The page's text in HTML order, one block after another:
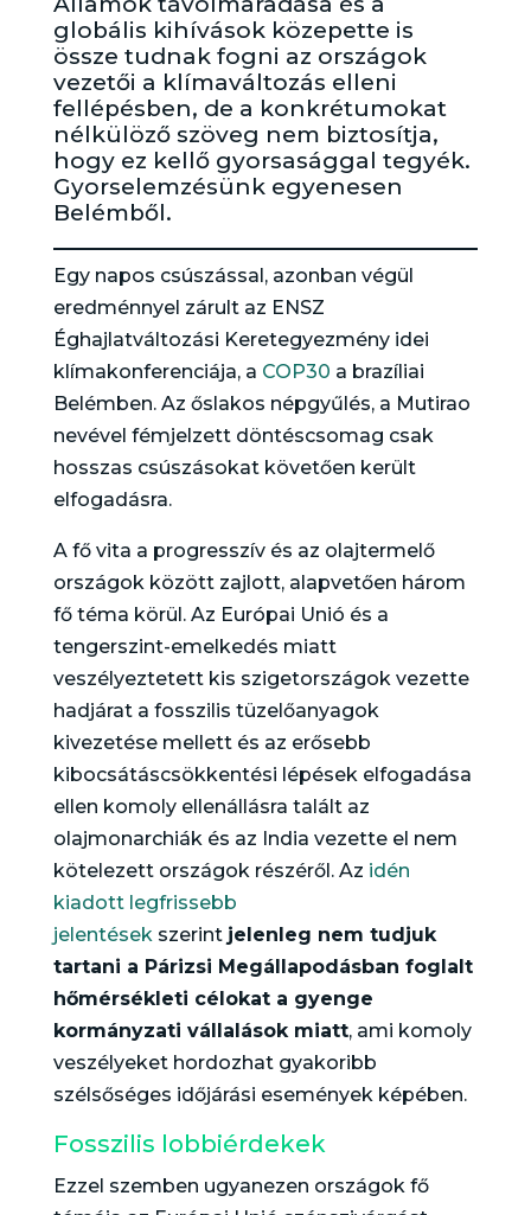
globális kihívások közepette is
össze tudnak fogni az országok
vezetői a klímaváltozás elleni
fellépésben, de a konkrétumokat
nélkülöző szöveg nem biztosítja,
hogy ez kellő gyorsasággal tegyék.
Gyorselemzésünk egyenesen
Belémből.
Egy napos csúszással, azonban végül
eredménnyel zárult az ENSZ
Éghajlatváltozási Keretegyezmény idei
klímakonferenciája, a COP30 a brazíliai
Belémben. Az őslakos népgyűlés, a Mutirao
nevével fémjelzett döntéscsomag csak
hosszas csúszásokat követően került
elfogadásra.
A fő vita a progresszív és az olajtermelő
országok között zajlott, alapvetően három
fő téma körül. Az Európai Unió és a
tengerszint-emelkedés miatt
veszélyeztetett kis szigetországok vezette
hadjárat a fosszilis tüzelőanyagok
kivezetése mellett és az erősebb
kibocsátáscsökkentési lépések elfogadása
ellen komoly ellenállásra talált az
olajmonarchiák és az India vezette el nem
kötelezett országok részéről. Az idén
kiadott legfrissebb
jelentésekszerint jelenleg nem tudjuk
tartani a Párizsi Megállapodásban foglalt
hőmérsékleti célokat a gyenge
kormányzati vállalások miatt, ami komoly
veszélyeket hordozhat gyakoribb
szélsőséges időjárási események képében.
Fosszilis lobbiérdekek
Ezzel szemben ugyanezen országok fő